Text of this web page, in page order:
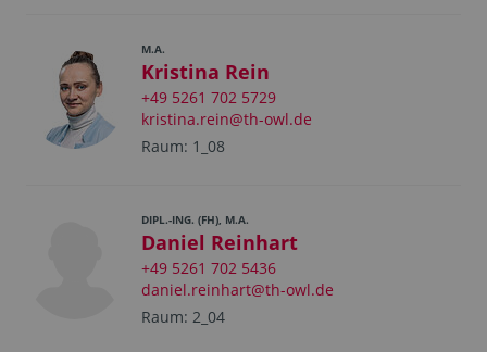
M.A.
Kristina Rein
+49 5261 702 5729
kristina.rein@th-owl.de
Raum: 1_08
DIPL.-ING. (FH), M.A.
Daniel Reinhart
+49 5261 702 5436
daniel.reinhart@th-owl.de
Raum: 2_04